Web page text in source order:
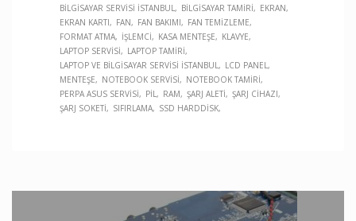
BILGISAYAR SERVISI İSTANBUL
BILGISAYAR TAMIRI
EKRAN
EKRAN KARTI
FAN FAN BAKIMI
FAN TEMIZLEME
FORMAT ATMA
İŞLEMCI KASA MENTEŞE
KLAVYE
LAPTOP SERVISI
LAPTOP TAMIRI
LAPTOP VE BILGISAYAR SERVISI İSTANBUL
LCD PANEL
MENTEŞE
NOTEBOOK SERVISI
NOTEBOOK TAMIRI
PERPA ASUS SERVISI
PIL RAM ŞARJ ALETI
ŞARJ CIHAZI
ŞARJ SOKETI
SIFIRLAMA SSD HARDDISK